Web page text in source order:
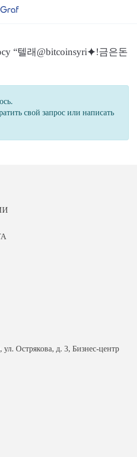
“텔래@bitcoinsyri⯌ǃ금은돈
свой запрос или написать
Острякова, д. 3, Бизнес-центр